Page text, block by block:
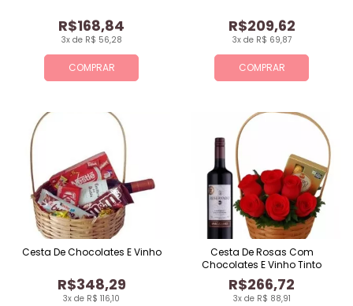
COMPRAR
3x de R$ 56,28
R$168,84
COMPRAR
3x de R$ 69,87
R$209,62
3x de R$ 116,10
R$348,29
Cesta De Chocolates E Vinho
3x de R$ 88,91
R$266,72
Cesta De Rosas Com
Chocolates E Vinho Tinto